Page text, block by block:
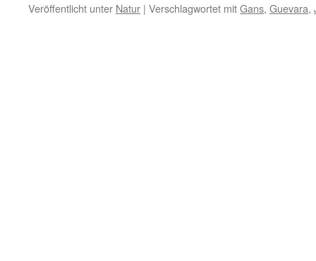
Veröffentlicht unter Natur | Verschlagwortet mitGans, Guevara,